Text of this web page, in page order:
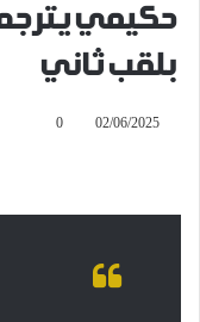
حكيمي
بلقب ثاني
02/06/2025
0